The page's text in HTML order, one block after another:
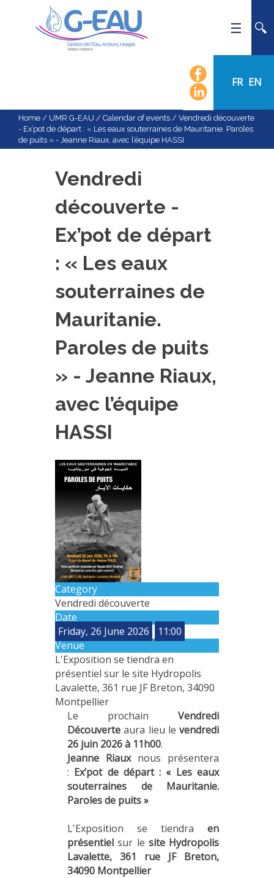
FR EN
NEWS
EVENTS
CALENDAR OF EVENTS
FLOW CHART
SCIENTIFIC FIELDS
RESEARCH
EXPERIMENTAL PLATFORMS
CURRENT PROJECTS
COMPLETED PROJECTS
TRAINING COURSES
MASTER
EDUCATION AND TRAINING
DOCTORAL TRAINING
THESES IN PROGRESS
PRODUCTION
METHODS AND TOOLS
SOFTWARE
PUBLICATIONS SUR HAL
THESES
WORKING PAPERS
THEMATIC NOTES
FOR THE PUBLIC
Home / UMR G-EAU / Calendar of events / Vendredi découverte
- Ex’pot de départ : « Les eaux souterraines de Mauritanie. Paroles
de puits » - Jeanne Riaux, avec l’équipe HASSI
Vendredi
découverte -
Ex’pot de départ
: « Les eaux
souterraines de
Mauritanie.
Paroles de puits
» - Jeanne Riaux,
avec l’équipe
HASSI
Category
Vendredi découverte
Date
Friday, 26 June 2026
11:00
Venue
L'Exposition se tiendra en
présentiel sur le site Hydropolis
Lavalette, 361 rue JF Breton, 34090
Montpellier
Le prochain Vendredi
Découverte aura lieu le vendredi
26 juin 2026 à 11h00.
Jeanne Riaux nous présentera
: Ex’pot de départ : « Les eaux
souterraines de Mauritanie.
Paroles de puits »
L'Exposition se tiendra en
présentielsur le site Hydropolis
Lavalette, 361 rue JF Breton,
34090 Montpellier